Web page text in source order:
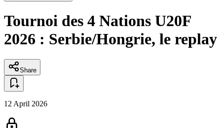
Tournoi des 4 Nations U20F
2026 : Serbie/Hongrie, le replay
Share
12 April 2026